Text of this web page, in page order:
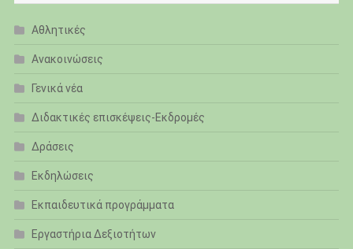
Αθλητικές
Ανακοινώσεις
Γενικά νέα
Διδακτικές επισκέψεις-Εκδρομές
Δράσεις
Εκδηλώσεις
Εκπαιδευτικά προγράμματα
Εργαστήρια Δεξιοτήτων